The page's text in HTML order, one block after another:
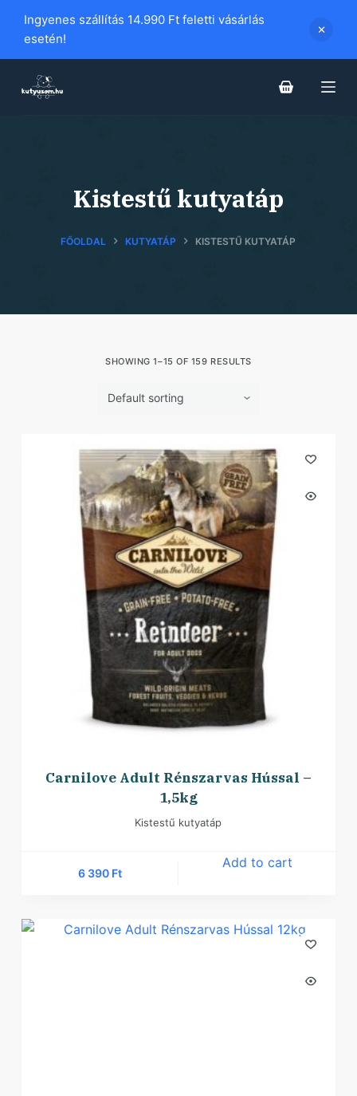
i
Ingyenes szállítás 14.990 Ft feletti vásárlás
esetén!
Kistestű kutyatáp
FŐOLDAL KUTYATÁP KISTESTŰ KUTYATÁP
SHOWING 1–15 OF 159 RESULTS
Carnilove Adult Rénszarvas Hússal –
1,5kg
Kistestű kutyatáp
6 390 Ft
Add to cart